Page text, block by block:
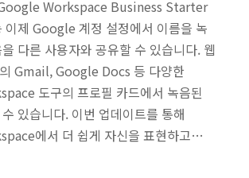
Workspace Business Starter
이제 Google 계정 설정에서 이름을 녹
다른 사용자와 공유할 수 있습니다. 웹
Gmail, Google Docs 등 다양한
도구의 프로필 카드에서 녹음된
있습니다. 이번 업데이트를 통해
에서 더 쉽게 자신을 표현하고…